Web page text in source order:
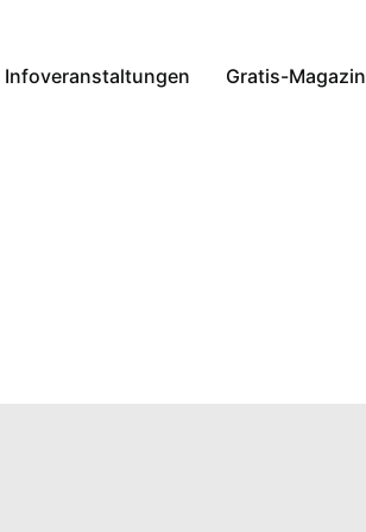
Infoveranstaltungen Gratis-Magazin